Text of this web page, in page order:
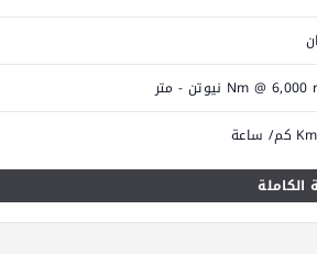
الكاملة